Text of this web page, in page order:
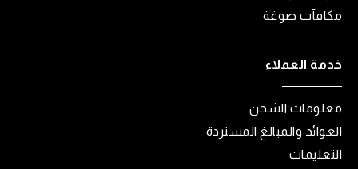
مكافآت صوغة
خدمة العملاء
معلومات الشحن
العوائد والمبالغ المستردة
التعليمات